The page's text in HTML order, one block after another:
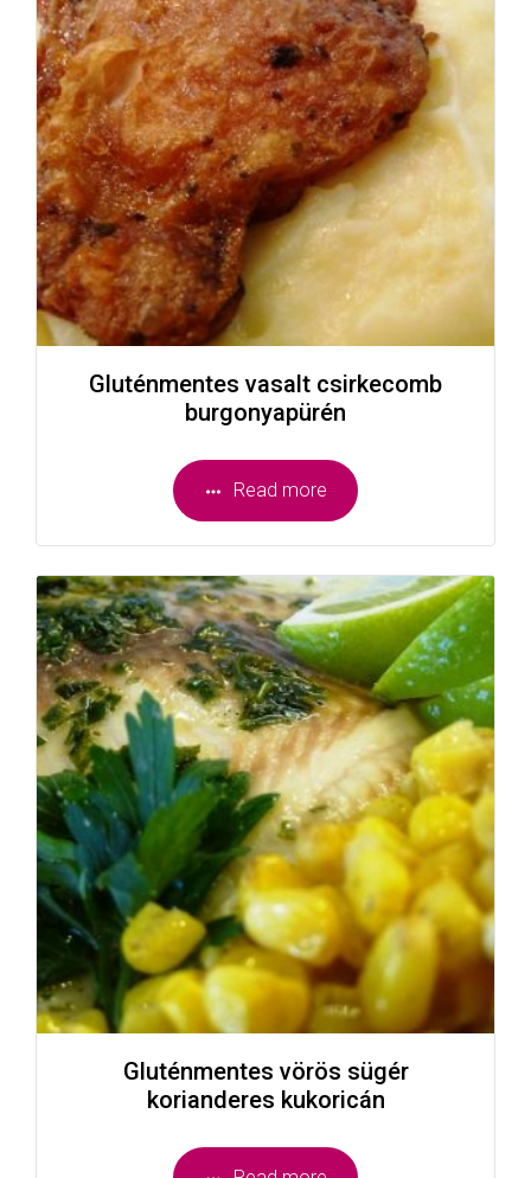
Gluténmentes vasalt csirkecomb
burgonyapürén
Read more
Gluténmentes vörös sügér
korianderes kukoricán